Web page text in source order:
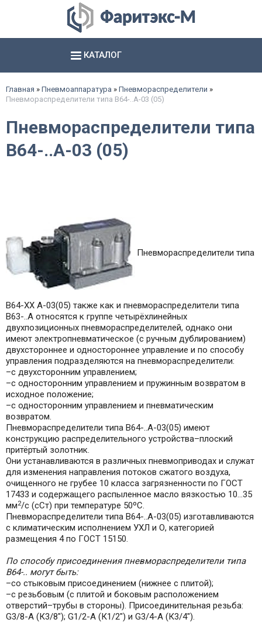
КАТАЛОГ
Главная » Пневмоаппаратура » Пневмораспределители »
Пневмораспределители типа В64-..А-03 (05)
Пневмораспределители типа
В64-..А-03 (05)
Пневмораспределители типа
В64-ХХ А-03(05) также как и пневмораспределители типа
В63-..А относятся к группе четырёхлинейных
двухпозиционных пневмораспределителей, однако они
имеют электропневматическое (с ручным дублированием)
двухстороннее и одностороннее управление и по способу
управления подразделяются на пневмораспределители:
–с двухсторонним управлением;
–с односторонним управлением и пружинным возвратом в
исходное положение;
–с односторонним управлением и пневматическим
возвратом.
Пневмораспределители типа В64-..А-03(05) имеют
конструкцию распределительного устройства–плоский
притёртый золотник.
Они устанавливаются в различных пневмоприводах и служат
для изменения направления потоков сжатого воздуха,
очищенного не грубее 10 класса загрязненности по ГОСТ
17433 и содержащего распыленное масло вязкостью 10…35
мм2/с (сСт) при температуре 50ºС.
Пневмораспределители типа В64-..А-03(05) изготавливаются
с климатическим исполнением УХЛ и О, категорией
размещения 4 по ГОСТ 15150.
По способу присоединения пневмораспределители типа
В64-.. могут быть:
–со стыковым присоединением (нижнее с плитой);
–с резьбовым (с плитой и боковым расположением
отверстий–трубы в стороны). Присоединительная резьба:
G3/8-A (К3/8"); G1/2-A (К1/2") и G3/4-A (К3/4").